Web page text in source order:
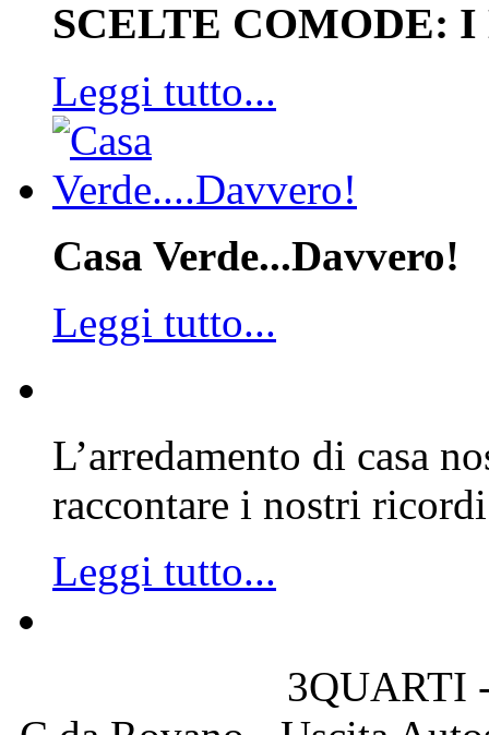
SCELTE COMODE:
Leggi tutto...
Casa Verde...Davvero!
Leggi tutto...
L’arredamento di casa
raccontare i nostri
Leggi tutto...
3QUARTI